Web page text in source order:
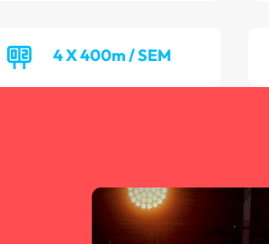
4 X 400m / SEM